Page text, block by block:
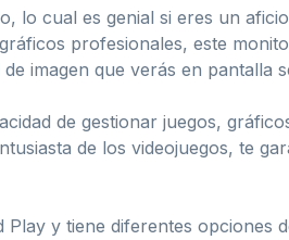
lo cual es genial si eres un
profesionales, este
imagen que verás en pantalla
de gestionar juegos,
de los videojuegos, te
y tiene diferentes opciones